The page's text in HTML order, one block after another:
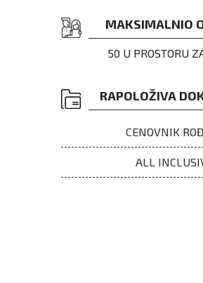
MAKSIMALNIO
50 U PROSTORU
RAPOLOŽIVA
CENOVNIK
ALL